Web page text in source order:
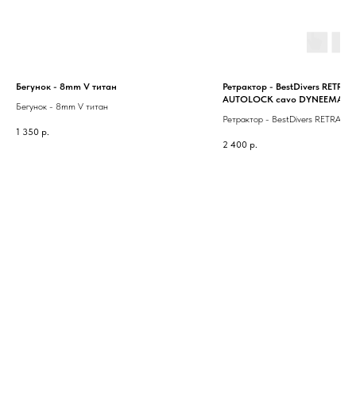
Бегунок - 8mm V титан
Бегунок - 8mm V титан
1 350 р.
Ретрактор - BestDivers
AUTOLOCK cavo DYNEEMA
Ретрактор - BestDivers
2 400 р.